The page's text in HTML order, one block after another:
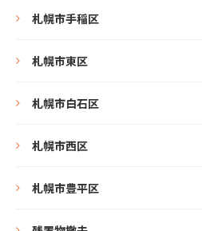
札幌市手稲区
札幌市東区
札幌市白石区
札幌市西区
札幌市豊平区